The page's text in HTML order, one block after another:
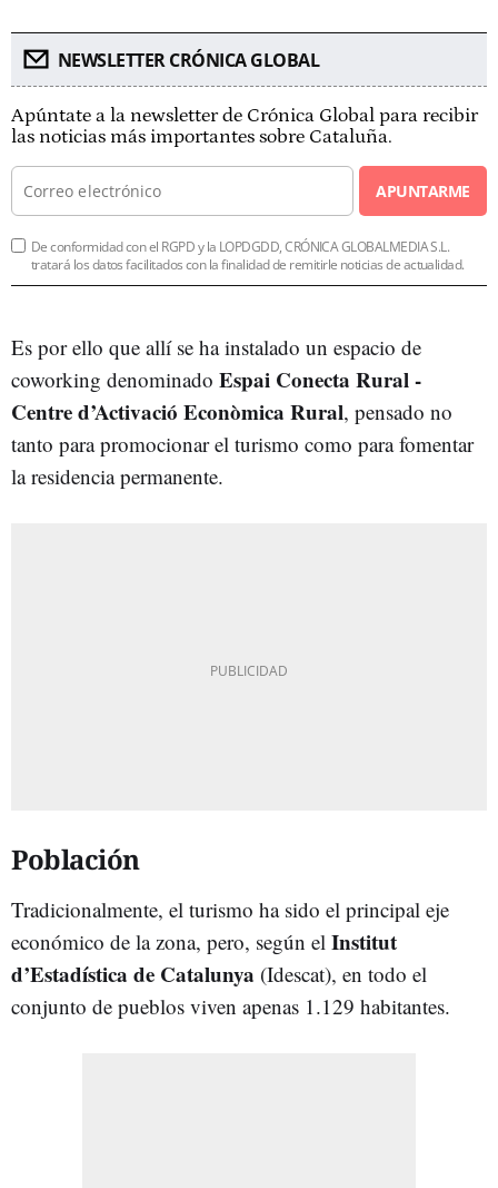
NEWSLETTER CRÓNICA GLOBAL
Apúntate a la newsletter de Crónica Global para recibir
las noticias más importantes sobre Cataluña.
APUNTARME
De conformidad con el RGPD y la LOPDGDD, CRÓNICA GLOBALMEDIA S.L.
tratará los datos facilitados con la finalidad de remitirle noticias de actualidad.
Es por ello que allí se ha instalado un espacio de
coworking denominado Espai Conecta Rural -
Centre d’Activació Econòmica Rural, pensado no
tanto para promocionar el turismo como para fomentar
la residencia permanente.
Población
Tradicionalmente, el turismo ha sido el principal eje
económico de la zona, pero, según el Institut
d’Estadística de Catalunya (Idescat), en todo el
conjunto de pueblos viven apenas 1.129 habitantes.